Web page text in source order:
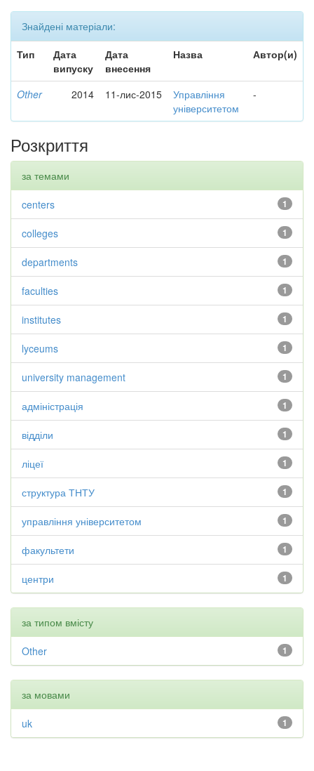
Знайдені матеріали:
Тип
Дата
випуску
Дата
внесення
Назва Автор(и)
Other 2014 11-лис-2015
Управління
університетом
-
Розкриття
за темами
1
centers
1
colleges
1
departments
1
faculties
1
institutes
1
lyceums
1
university management
1
адміністрація
1
відділи
1
ліцеї
1
структура ТНТУ
1
управління університетом
1
факультети
1
центри
за типом вмісту
1
Other
за мовами
1
uk